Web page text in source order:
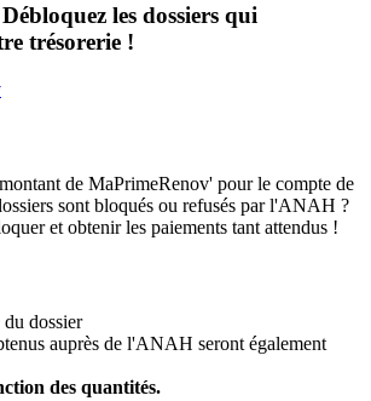
les dossiers qui
trésorerie !
de MaPrimeRenov' pour le compte de
sont bloqués ou refusés par l'ANAH ?
et obtenir les paiements tant attendus !
dossier
auprès de l'ANAH seront également
des quantités.